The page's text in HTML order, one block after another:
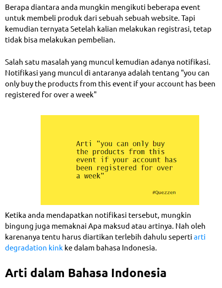
Berapa diantara anda mungkin mengikuti beberapa event
untuk membeli produk dari sebuah sebuah website. Tapi
kemudian ternyata Setelah kalian melakukan registrasi, tetap
tidak bisa melakukan pembelian.
Salah satu masalah yang muncul kemudian adanya notifikasi.
Notifikasi yang muncul di antaranya adalah tentang "you can
only buy the products from this event if your account has been
registered for over a week"
Ketika anda mendapatkan notifikasi tersebut, mungkin
bingung juga memaknai Apa maksud atau artinya. Nah oleh
karenanya tentu harus diartikan terlebih dahulu seperti arti
degradation kink ke dalam bahasa Indonesia.
Arti dalam Bahasa Indonesia